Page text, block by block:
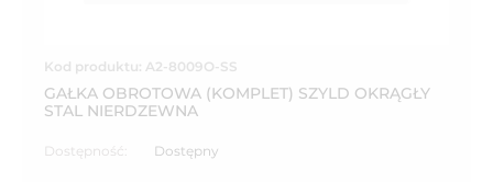
Kod produktu: A2-8009O-SS
GAŁKA OBROTOWA (KOMPLET) SZYLD OKRĄGŁY
STAL NIERDZEWNA
Dostępność: Dostępny